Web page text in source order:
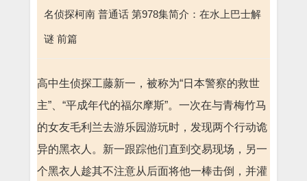
名侦探柯南 普通话 第978集简介：在水上巴士解
谜 前篇
高中生侦探工藤新一，被称为“日本警察的救世
主”、“平成年代的福尔摩斯”。一次在与青梅竹马
的女友毛利兰去游乐园游玩时，发现两个行动诡
异的黑衣人。新一跟踪他们直到交易现场，另一
个黑衣人趁其不注意从后面将他一棒击倒，并灌